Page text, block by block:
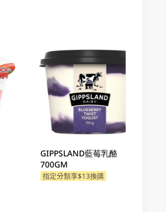
GIPPSLAND藍莓乳酪
700GM
指定分類享$13換購